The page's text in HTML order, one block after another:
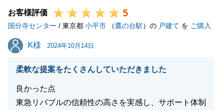
進めることができたものと思います。
不動産に関し、お困りごと等ございましたらいつでも
お気軽にお声がけください。
今後とも東急リバブルをご愛顧の程、よろしくお願い
申し上げます。
お客様評価 5
国分寺センター / 東京都 小平市 （鷹の台駅）の 戸建て を ご購入
K様
K様 2024年10月14日
柔軟な提案をたくさんしていただきました
良かった点
東急リバブルの信頼性の高さを実感し、サポート体制